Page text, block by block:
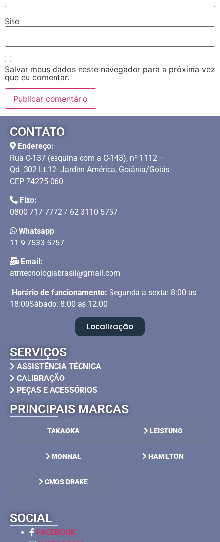
Site
Salvar meus dados neste navegador para a próxima vez
que eu comentar.
CONTATO
Endereço:
Rua C-137 (esquina com a C-143), nº 1112 –
Qd. 302 Lt.12- Jardim América, Goiânia/Goiás
CEP 74275-060
Fixo:
0800 717 7772 / 62 3110 5757
Whatsapp:
11 9 7533 5757
Email:
atntecnologiabrasil@gmail.com
Horário de funcionamento: Segunda a sexta: 8:00 as
18:00Sábado: 8:00 as 12:00
Localização
SERVIÇOS
ASSISTÊNCIA TÉCNICA
CALIBRAÇÃO
PEÇAS E ACESSÓRIOS
PRINCIPAIS MARCAS
TAKAOKA LEISTUNG
MONNAL HAMILTON
CMOS DRAKE
SOCIAL
FACEBOOK